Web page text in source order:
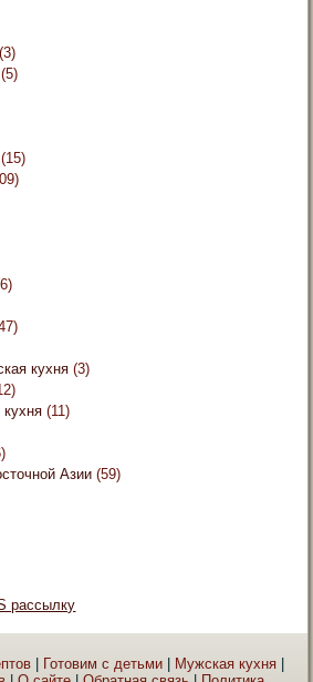
(3)
(5)
(15)
кухня (3)
(11)
Азии (59)
рассылку
Готовим с детьми Мужская кухня